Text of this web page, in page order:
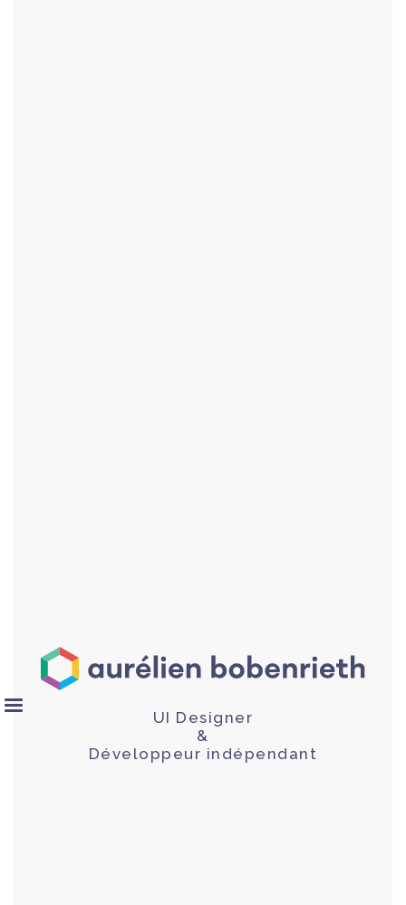
UI Designer
&
Développeur indépendant